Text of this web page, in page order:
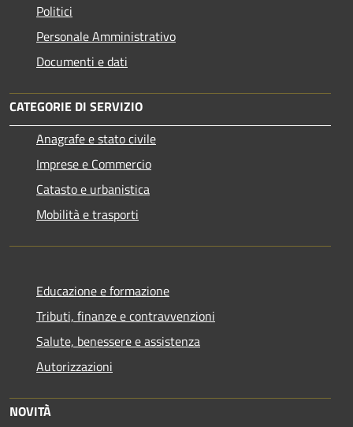
Politici
Personale Amministrativo
Documenti e dati
CATEGORIE DI SERVIZIO
Anagrafe e stato civile
Imprese e Commercio
Catasto e urbanistica
Mobilità e trasporti
Educazione e formazione
Tributi, finanze e contravvenzioni
Salute, benessere e assistenza
Autorizzazioni
NOVITÀ